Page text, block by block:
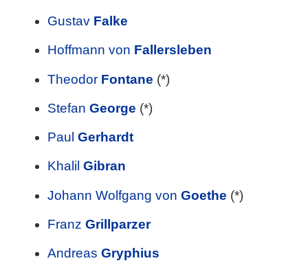
GustavFalke
Hoffmann von Fallersleben
TheodorFontane (*)
Stefan George (*)
Paul Gerhardt
Khalil Gibran
Johann Wolfgang von Goethe (*)
Franz Grillparzer
Andreas Gryphius